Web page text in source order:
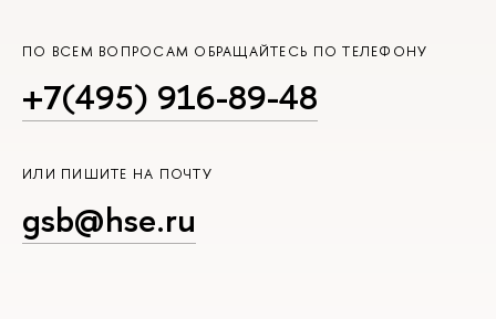
ПО ВСЕМ ВОПРОСАМ ОБРАЩАЙТЕСЬ ПО ТЕЛЕФОНУ
+7(495) 916-89-48
ИЛИ ПИШИТЕ НА ПОЧТУ
gsb@hse.ru